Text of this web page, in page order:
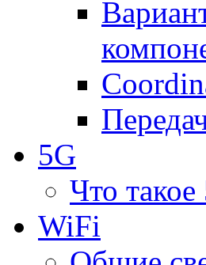
5G
Что такое
WiFi